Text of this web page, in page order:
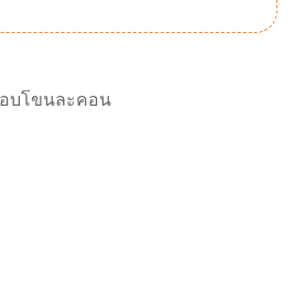
บโขนละคอน